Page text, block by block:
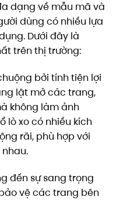
dạng về mẫu mã và
dùng có nhiều lựa
Dưới đây là
trên thị trường:
bởi tính tiện lợi
lật mở các trang,
không làm ảnh
lò xo có nhiều kích
rãi, phù hợp với
đến sự sang trọng
vệ các trang bên